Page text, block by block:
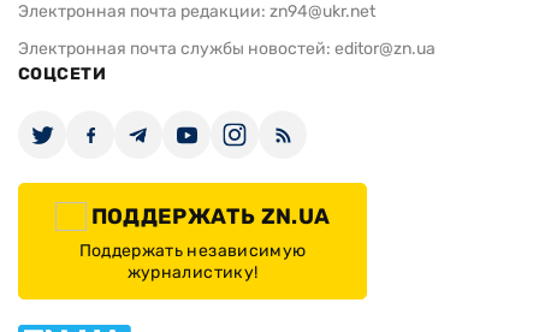
Электронная почта редакции: zn94@ukr.net
Электронная почта службы новостей: editor@zn.ua
СОЦСЕТИ
ПОДДЕРЖАТЬ ZN.UA
Поддержать независимую
журналистику!